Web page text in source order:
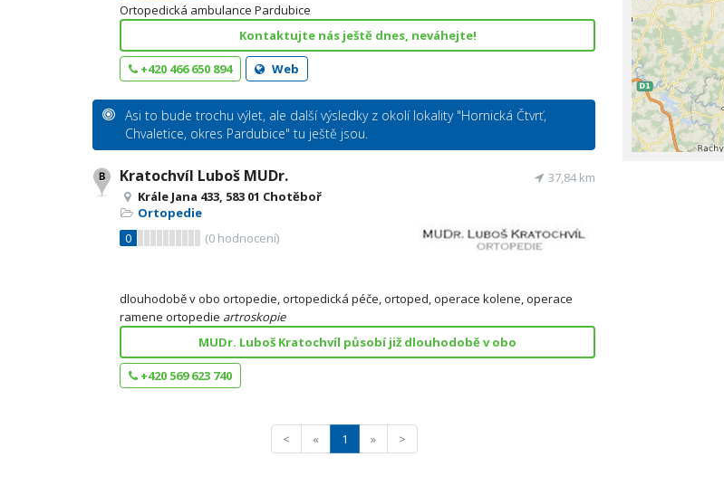
Ortopedická ambulance Pardubice
Kontaktujte nás ještě dnes, neváhejte!
+420 466 650 894 Web
Asi to bude trochu výlet, ale další výsledky z okolí lokality "Hornická Čtvrť,
Chvaletice, okres Pardubice" tu ještě jsou.
Kratochvíl Luboš MUDr.
Krále Jana 433, 583 01 Chotěboř
Ortopedie
0
(0 hodnocení)
37,84 km
dlouhodobě v obo ortopedie, ortopedická péče, ortoped, operace kolene, operace
ramene ortopedie artroskopie
MUDr. Luboš Kratochvíl působí již dlouhodobě v obo
+420 569 623 740
< « 1 » >